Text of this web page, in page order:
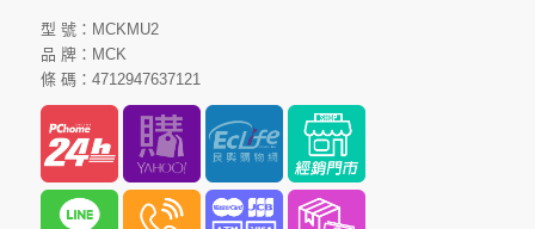
型 號：MCKMU2
品 牌：MCK
條 碼：4712947637121